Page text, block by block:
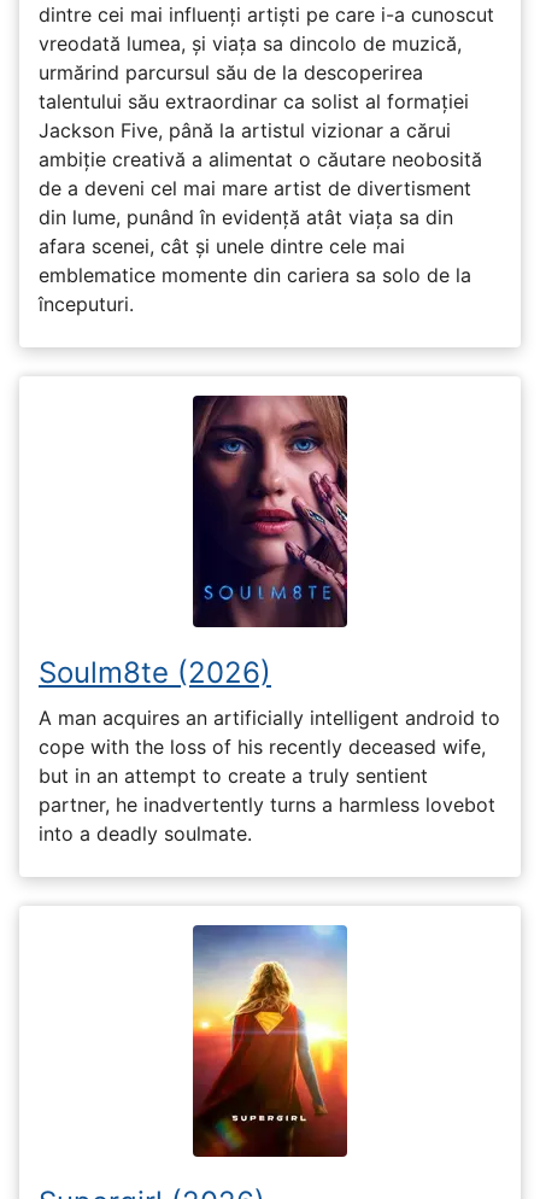
dintre cei mai influenți artiști pe care i-a cunoscut
vreodată lumea, și viața sa dincolo de muzică,
urmărind parcursul său de la descoperirea
talentului său extraordinar ca solist al formației
Jackson Five, până la artistul vizionar a cărui
ambiție creativă a alimentat o căutare neobosită
de a deveni cel mai mare artist de divertisment
din lume, punând în evidență atât viața sa din
afara scenei, cât și unele dintre cele mai
emblematice momente din cariera sa solo de la
începuturi.
Soulm8te (2026)
A man acquires an artificially intelligent android to
cope with the loss of his recently deceased wife,
but in an attempt to create a truly sentient
partner, he inadvertently turns a harmless lovebot
into a deadly soulmate.